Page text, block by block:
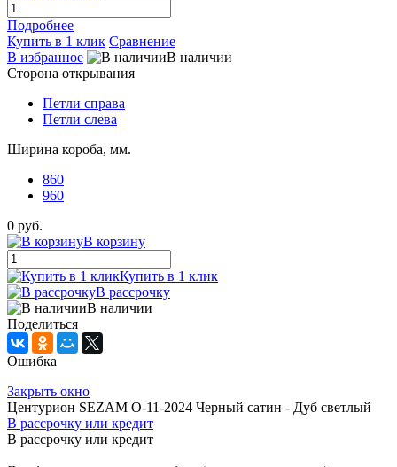
Подробнее
Купить в 1 клик Сравнение
В избранное
В наличии
Сторона открывания
Петли справа
Петли слева
Ширина короба, мм.
860
960
0 руб.
В корзину
Купить в 1 клик
В рассрочку
В наличии
Поделиться
Ошибка
Закрыть окно
Центурион SEZAM О-11-2024 Черный сатин - Дуб светлый
В рассрочку или кредит
В рассрочку или кредит